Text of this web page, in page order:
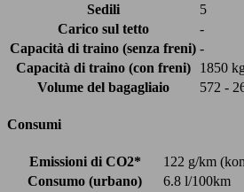
Sedili
5
Carico sul tetto
-
Capacità di traino (senza freni) -
Capacità di traino (con freni)
1850 kg
Volume del bagagliaio
572 -
Consumi
Emissioni di CO2*
122 g/km
Consumo (urbano)
6.8 l/100km